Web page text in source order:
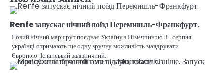
Renfe запускає нічний поїзд Перемишль-Франкфурт.
Новий нічний маршрут поєднає Україну з Німеччиною З 1 серпня
українці отримають ще одну зручну можливість мандрувати
Європою. Іспанський залізничний…